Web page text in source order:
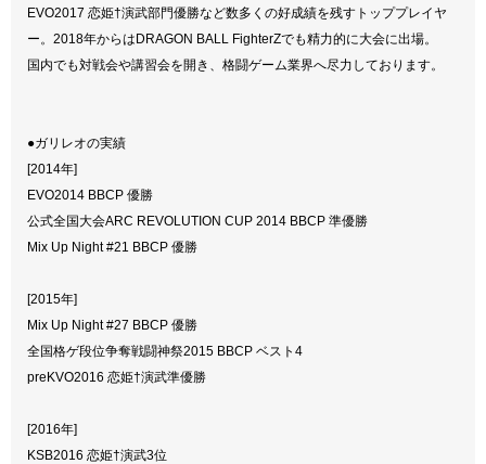
EVO2017 恋姫†演武部門優勝など数多くの好成績を残すトッププレイヤ
ー。2018年からはDRAGON BALL FighterZでも精力的に大会に出場。
国内でも対戦会や講習会を開き、格闘ゲーム業界へ尽力しております。
●ガリレオの実績
[2014年]
EVO2014 BBCP 優勝
公式全国大会ARC REVOLUTION CUP 2014 BBCP 準優勝
Mix Up Night #21 BBCP 優勝
[2015年]
Mix Up Night #27 BBCP 優勝
全国格ゲ段位争奪戦闘神祭2015 BBCP ベスト4
preKVO2016 恋姫†演武準優勝
[2016年]
KSB2016 恋姫†演武3位